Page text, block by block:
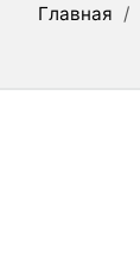
Главная /